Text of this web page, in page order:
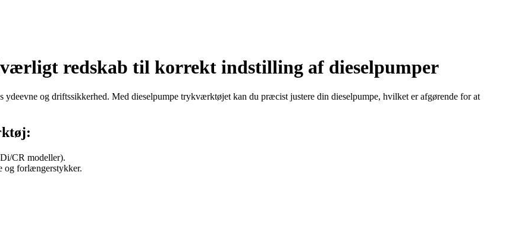
redskab til korrekt indstilling af dieselpumper
og driftssikkerhed. Med dieselpumpe trykværktøjet kan du præcist justere din dieselpumpe, hvilket er afgørende for at
CR modeller).
og forlængerstykker.